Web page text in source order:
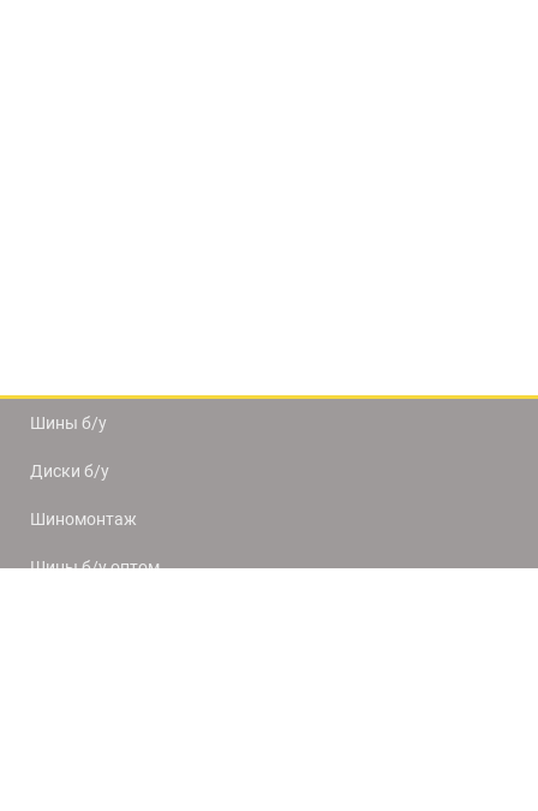
Шины б/у
Диски б/у
Шиномонтаж
Шины б/у оптом